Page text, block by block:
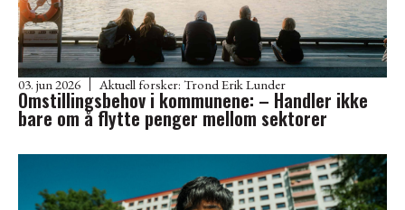
03. jun 2026 Aktuell forsker: Trond Erik Lunder
Omstillingsbehov i kommunene: – Handler ikke
bare om å flytte penger mellom sektorer